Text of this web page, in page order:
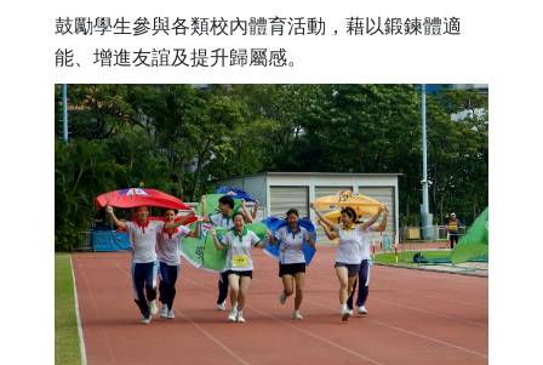
鼓勵學生參與各類校內體育活動，藉以鍛鍊體適
能、增進友誼及提升歸屬感。